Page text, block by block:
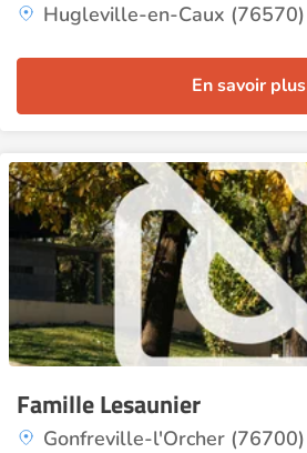
Hugleville-en-Caux (76570)
En savoir plus
Famille Lesaunier
Gonfreville-l'Orcher (76700)